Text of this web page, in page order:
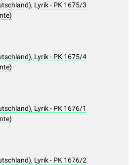
Lyrik - PK 1675/3
Lyrik - PK 1675/4
Lyrik - PK 1676/1
Lyrik - PK 1676/2